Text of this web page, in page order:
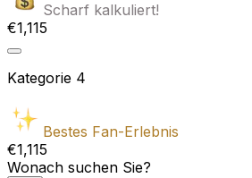
Scharf kalkuliert!
€1,115
Kategorie 4
Bestes Fan-Erlebnis
€1,115
Wonach suchen Sie?